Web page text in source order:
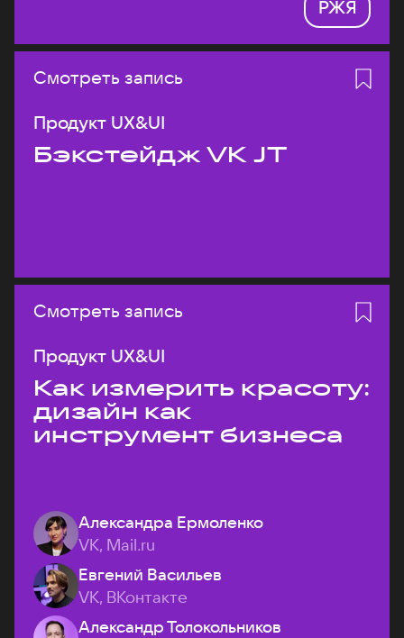
РЖЯ
Смотреть запись
Продукт UX&UI
Бэкстейдж VK JT
Смотреть запись
Продукт UX&UI
Как измерить красоту:
дизайн как
инструмент бизнеса
Александра Ермоленко
VK, Mail.ru
Евгений Васильев
VK, ВКонтакте
Александр Толокольников